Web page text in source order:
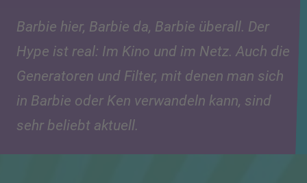
Barbie hier, Barbie da, Barbie überall. Der
Hype ist real: Im Kino und im Netz. Auch die
Generatoren und Filter, mit denen man sich
in Barbie oder Ken verwandeln kann, sind
sehr beliebt aktuell.